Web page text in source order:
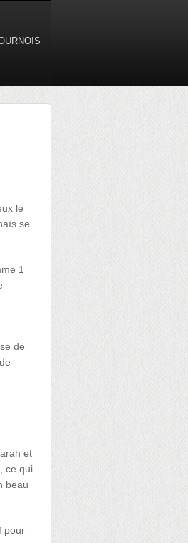
le
se
1
de
et
ce qui
beau
pour